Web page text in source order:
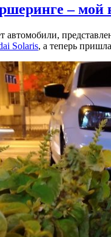
–
автомобили,
Solaris, а теперь